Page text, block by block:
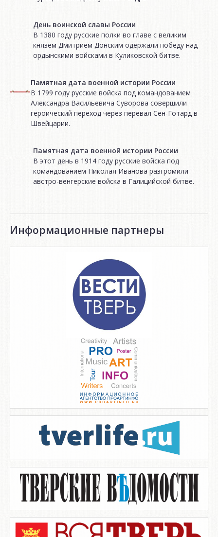
День воинской славы России
В 1380 году русские полки во главе с великим
князем Дмитрием Донским одержали победу над
ордынскими войсками в Куликовской битве.
Памятная дата военной истории России
В 1799 году русские войска под командованием
Александра Васильевича Суворова совершили
героический переход через перевал Сен-Готард в
Швейцарии.
Памятная дата военной истории России
В этот день в 1914 году русские войска под
командованием Николая Иванова разгромили
австро-венгерские войска в Галицийской битве.
Информационные партнеры